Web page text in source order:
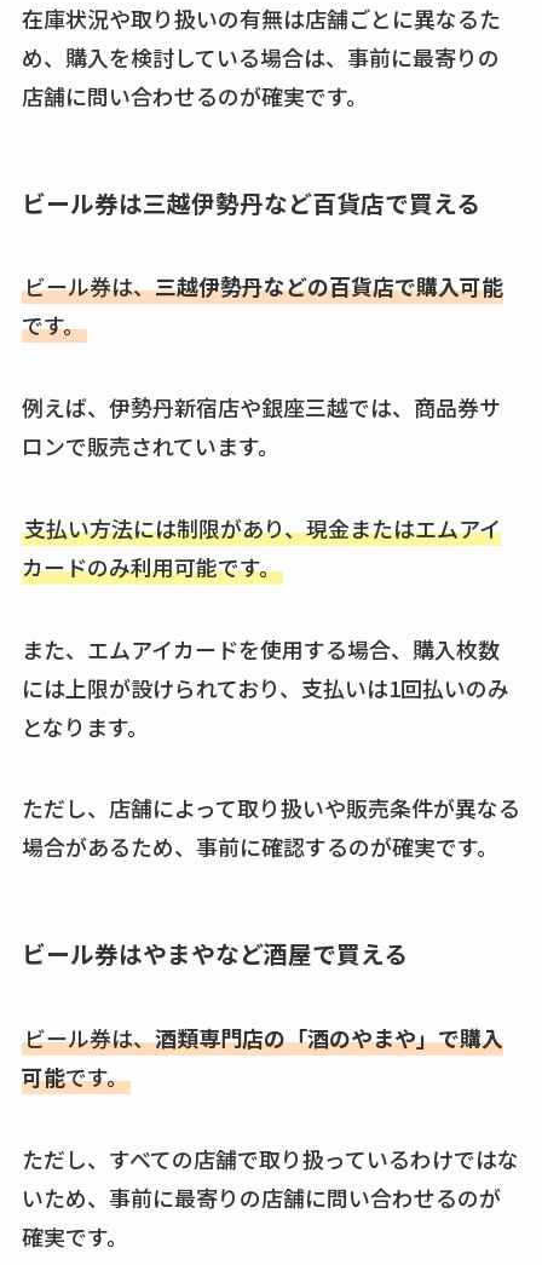
在庫状況や取り扱いの有無は店舗ごとに異なるた
め、購入を検討している場合は、事前に最寄りの
店舗に問い合わせるのが確実です。
ビール券は三越伊勢丹など百貨店で買える
ビール券は、三越伊勢丹などの百貨店で購入可能
です。
例えば、伊勢丹新宿店や銀座三越では、商品券サ
ロンで販売されています。
支払い方法には制限があり、現金またはエムアイ
カードのみ利用可能です。
また、エムアイカードを使用する場合、購入枚数
には上限が設けられており、支払いは1回払いのみ
となります。
ただし、店舗によって取り扱いや販売条件が異なる
場合があるため、事前に確認するのが確実です。
ビール券はやまやなど酒屋で買える
ビール券は、酒類専門店の「酒のやまや」で購入
可能です。
ただし、すべての店舗で取り扱っているわけではな
いため、事前に最寄りの店舗に問い合わせるのが
確実です。